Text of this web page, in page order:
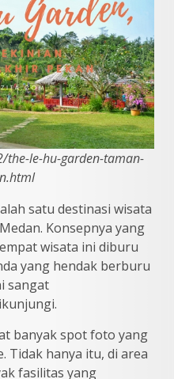
the-le-hu-garden-taman-
satu destinasi wisata
Konsepnya yang
wisata ini diburu
yang hendak berburu
sangat
banyak spot foto yang
Tidak hanya itu, di area
fasilitas yang